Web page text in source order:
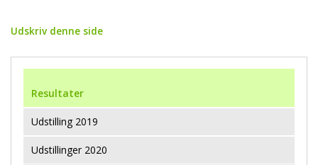
Udskriv denne side
Resultater
Udstilling 2019
Udstillinger 2020